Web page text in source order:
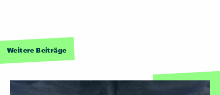
Weitere Beiträge